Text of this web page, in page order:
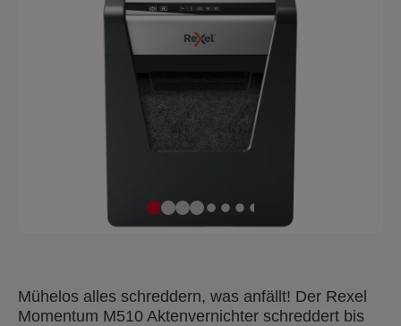
Mühelos alles schreddern, was anfällt! Der Rexel
Momentum M510 Aktenvernichter schreddert bis